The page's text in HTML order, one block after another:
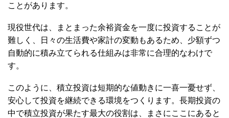
ことがあります。
現役世代は、まとまった余裕資金を一度に投資することが
難しく、日々の生活費や家計の変動もあるため、少額ずつ
自動的に積み立てられる仕組みは非常に合理的なわけで
す。
このように、積立投資は短期的な値動きに一喜一憂せず、
安心して投資を継続できる環境をつくります。長期投資の
中で積立投資が果たす最大の役割は、まさにここにあると